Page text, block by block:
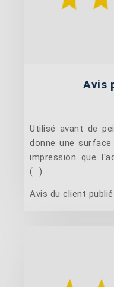
Avis
Utilisé avant de
donne une
impression que
(...)
Avis du client